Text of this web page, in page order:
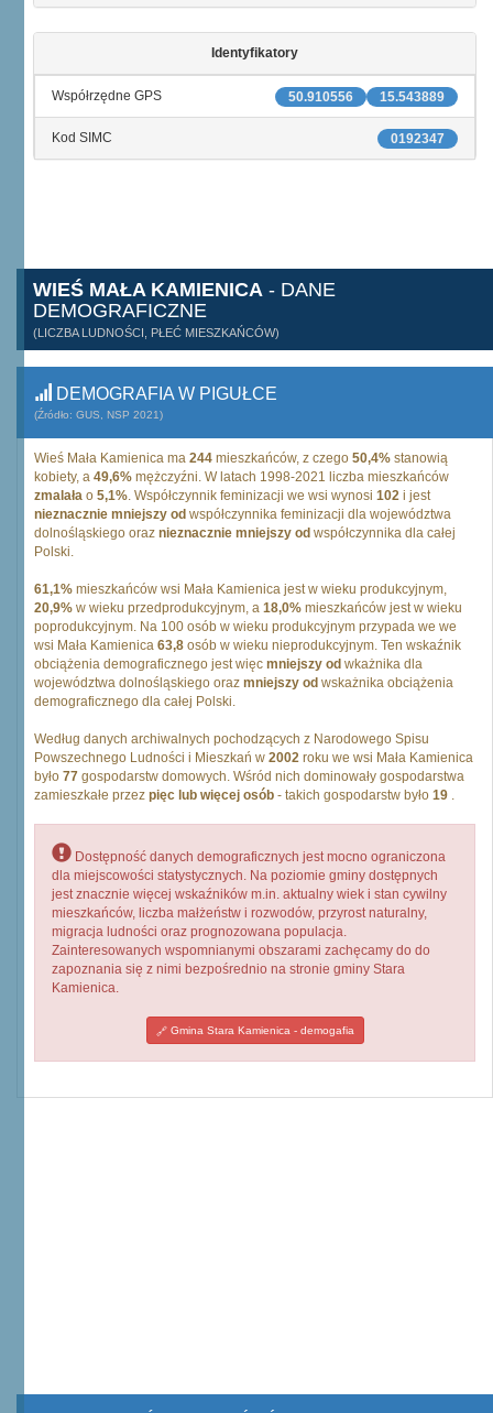
Identyfikatory
15.543889
50.910556
Współrzędne GPS
0192347
Kod SIMC
WIEŚ MAŁA KAMIENICA - DANE
DEMOGRAFICZNE
(LICZBA LUDNOŚCI, PŁEĆ MIESZKAŃCÓW)
DEMOGRAFIA W PIGUŁCE
(Źródło: GUS, NSP 2021)
Wieś Mała Kamienica ma 244 mieszkańców, z czego 50,4% stanowią
kobiety, a 49,6% mężczyźni. W latach 1998-2021 liczba mieszkańców
zmalała o 5,1%. Współczynnik feminizacji we wsi wynosi 102 i jest
nieznacznie mniejszy od współczynnika feminizacji dla województwa
dolnośląskiego oraz nieznacznie mniejszy od współczynnika dla całej
Polski.
61,1% mieszkańców wsi Mała Kamienica jest w wieku produkcyjnym,
20,9% w wieku przedprodukcyjnym, a 18,0% mieszkańców jest w wieku
poprodukcyjnym. Na 100 osób w wieku produkcyjnym przypada we we
wsi Mała Kamienica 63,8 osób w wieku nieprodukcyjnym. Ten wskaźnik
obciążenia demograficznego jest więc mniejszy od wkażnika dla
województwa dolnośląskiego oraz mniejszy od wskażnika obciążenia
demograficznego dla całej Polski.
Według danych archiwalnych pochodzących z Narodowego Spisu
Powszechnego Ludności i Mieszkań w 2002 roku we wsi Mała Kamienica
było 77 gospodarstw domowych. Wśród nich dominowały gospodarstwa
zamieszkałe przez pięc lub więcej osób - takich gospodarstw było 19 .
Dostępność danych demograficznych jest mocno ograniczona
dla miejscowości statystycznych. Na poziomie gminy dostępnych
jest znacznie więcej wskaźników m.in. aktualny wiek i stan cywilny
mieszkańców, liczba małżeństw i rozwodów, przyrost naturalny,
migracja ludności oraz prognozowana populacja.
Zainteresowanych wspomnianymi obszarami zachęcamy do do
zapoznania się z nimi bezpośrednio na stronie gminy Stara
Kamienica.
Gmina Stara Kamienica - demogafia